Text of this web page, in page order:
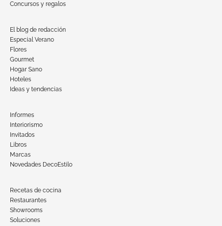
Concursos y regalos
El blog de redacción
Especial Verano
Flores
Gourmet
Hogar Sano
Hoteles
Ideas y tendencias
Informes
Interiorismo
Invitados
Libros
Marcas
Novedades DecoEstilo
Recetas de cocina
Restaurantes
Showrooms
Soluciones